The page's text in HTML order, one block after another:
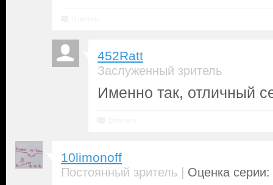
452Ratt
Заслуженный зритель
Именно так, отличный
10limonoff
Постоянный зритель | Оценка серии: